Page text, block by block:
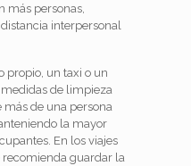
más personas,
interpersonal
propio, un taxi o un
de limpieza
de una persona
la mayor
En los viajes
recomienda guardar la